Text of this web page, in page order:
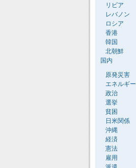
リビア
レバノン
ロシア
香港
韓国
北朝鮮
国内
原発災害
エネルギー
政治
選挙
貧困
日米関係
沖縄
経済
憲法
雇用